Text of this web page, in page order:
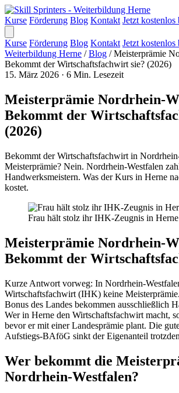
Kurse Förderung Blog Kontakt Jetzt kostenlos
Kurse Förderung Blog Kontakt Jetzt kostenlos
Weiterbildung Herne / Blog / Meisterprämie
Bekommt der Wirtschaftsfachwirt sie? (2026)
15. März 2026 · 6 Min. Lesezeit
Meisterprämie Nordrhein-
Bekommt der
(2026)
Bekommt der Wirtschaftsfachwirt in
Meisterprämie? Nein. Nordrhein-Westfalen
Handwerksmeistern. Was der Kurs in Herne
kostet.
Frau hält stolz ihr IHK-Zeugnis in Herne
Meisterprämie Nordrhein-
Bekommt der
Kurze Antwort vorweg: In Nordrhein-
Wirtschaftsfachwirt (IHK) keine
Bonus des Landes bekommen ausschließlich
Wer in Herne den Wirtschaftsfachwirt macht,
bevor er mit einer Landesprämie plant. Die
Aufstiegs-BAföG sinkt der Eigenanteil
Wer bekommt die
Nordrhein-Westfalen?